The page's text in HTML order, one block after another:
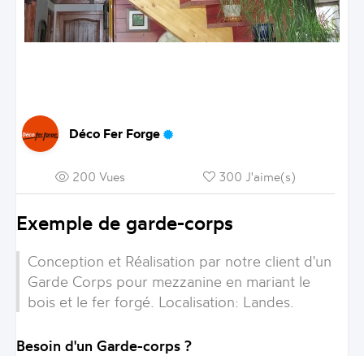
Déco Fer Forge
200 Vues 300 J'aime(s)
Exemple de garde-corps
Conception et Réalisation par notre client d'un
Garde Corpspour mezzanine en mariant le
bois et le fer forgé. Localisation: Landes.
Besoin d'un Garde-corps ?